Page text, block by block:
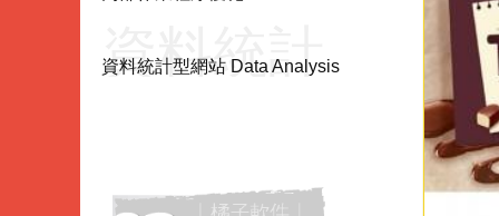
Design
資料統計
資料統計型網站 Data Analysis